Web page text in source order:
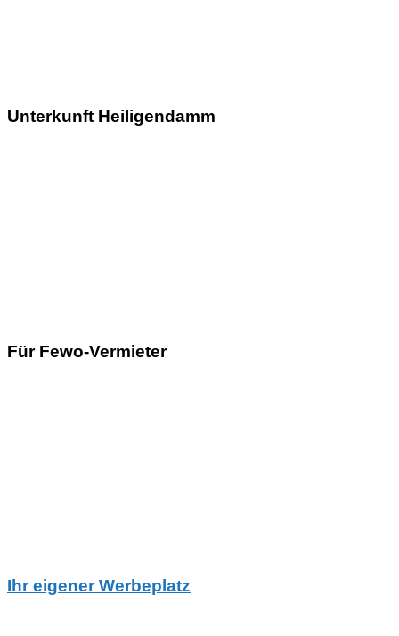
Unterkunft Heiligendamm
Für Fewo-Vermieter
Ihr eigener Werbeplatz